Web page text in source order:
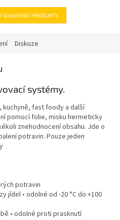
SOUVISEJÍCÍ PRODUKTY
Diskuze
systémy.
fast foody a další
pomocí folie, misku hermeticky
znehodnocení obsahu. Jde o
potravin. Pouze jeden
potravin
jídel • odolné od -20 °C do +100
• odolné proti prasknutí